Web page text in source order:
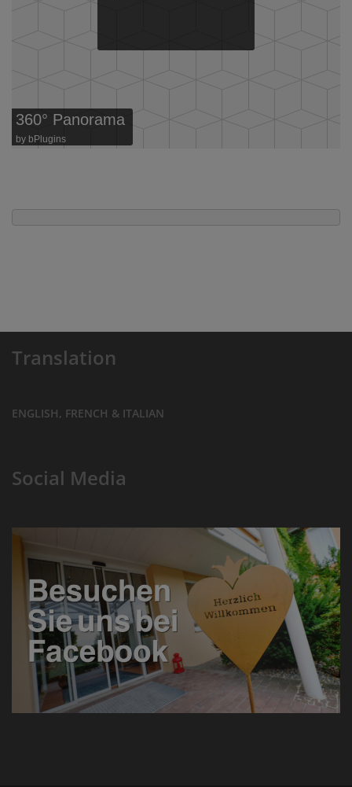
360° Panorama
by bPlugins
Translation
ENGLISH, FRENCH & ITALIAN
Social Media